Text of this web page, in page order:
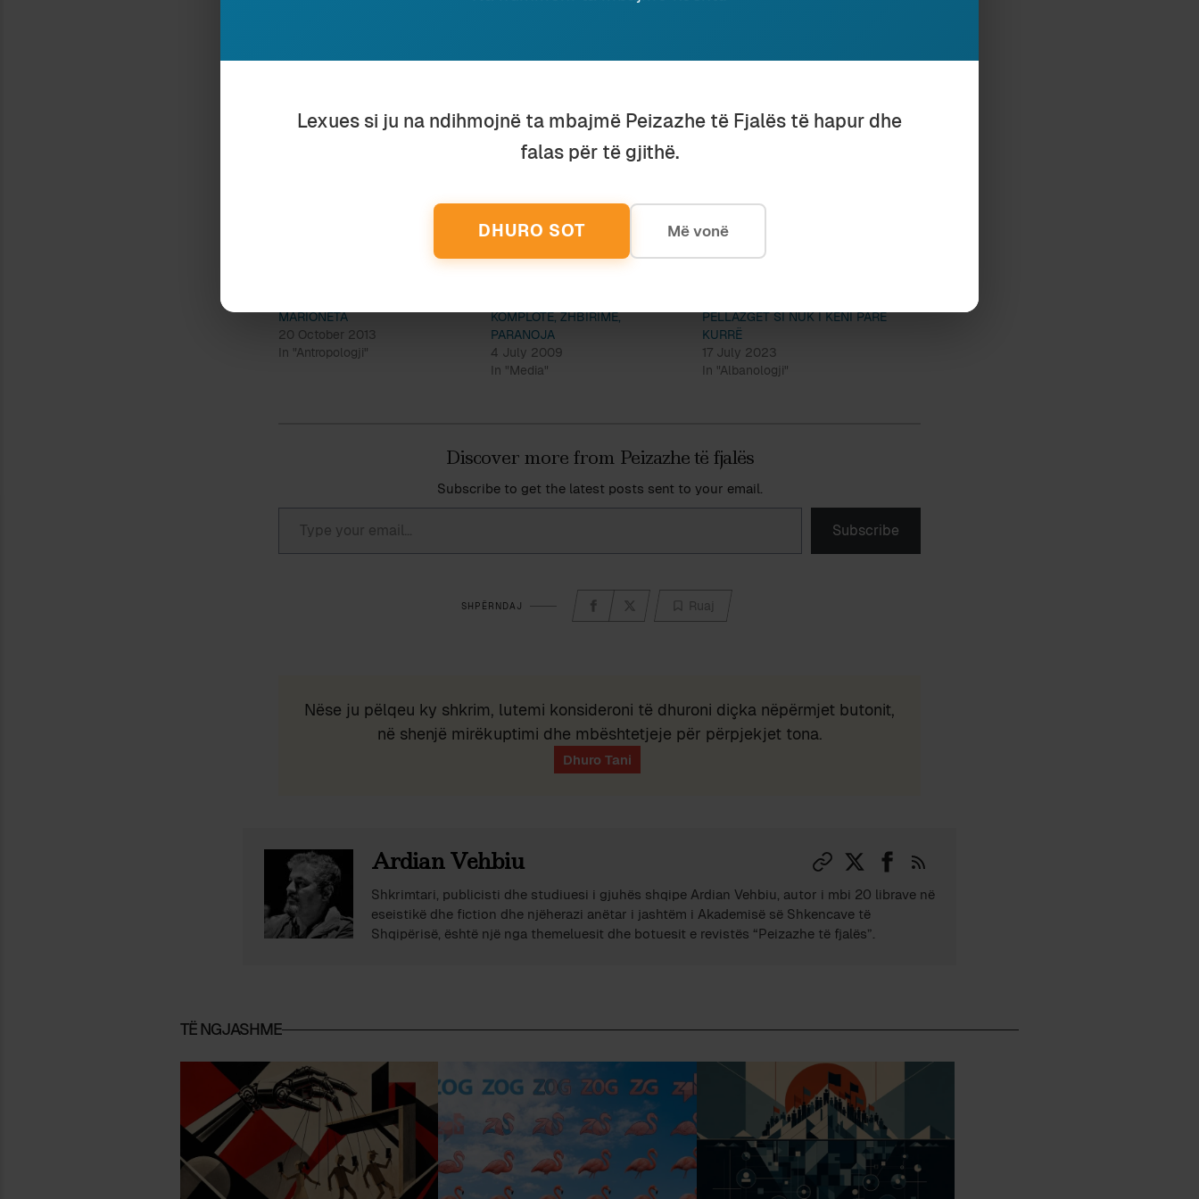
në dorë të vendosë se ku dhe sitë marrë hak, për padrejtësitë që i janë bërë dhe për
Qoftë edhe duke ricikluar, në sheshet urbane të shekullit XXI, një model të kthyer
MARIONETA
20 October 2013
In "Antropologji"
KOMPLOTE, ZHBIRIME,
PARANOJA
4 July 2009
In "Media"
PELLAZGËT SI NUK I KENI PARË
KURRË
17 July 2023
In "Albanologji"
Discover more from Peizazhe të fjalës
Subscribe to get the latest posts sent to your email.
Type your email…
Subscribe
SHPËRNDAJ Ruaj
Nëse ju pëlqeu ky shkrim, lutemi konsideroni të dhuroni diçka nëpërmjet butonit,
në shenjë mirëkuptimi dhe mbështetjeje për përpjekjet tona.
Ardian Vehbiu
Shkrimtari, publicisti dhe studiuesi i gjuhës shqipe Ardian Vehbiu, autor i mbi 20 librave në
eseistikë dhe fiction dhe njëherazi anëtar i jashtëm i Akademisë së Shkencave të
Shqipërisë, është një nga themeluesit dhe botuesit e revistës “Peizazhe të fjalës”.
TË NGJASHME
Lexues si ju na ndihmojnë ta mbajmë Peizazhe të Fjalës të hapur dhe
falas për të gjithë.
DHURO SOT Më vonë